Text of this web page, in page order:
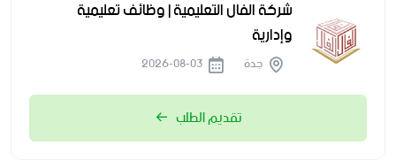
شركة الفال التعليمية | وظائف تعليمية
وإدارية
جدة
تقديم الطلب